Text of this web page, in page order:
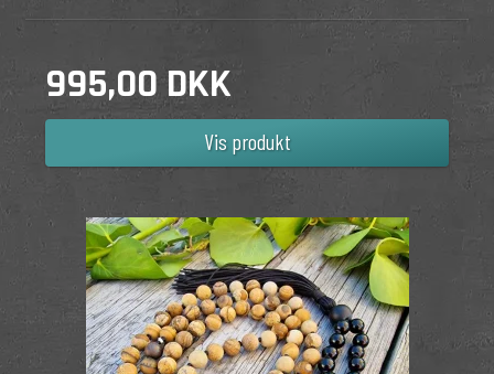
995,00 DKK
Vis produkt